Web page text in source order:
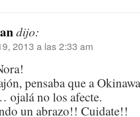
dijo:
2013 a las 2:33 am
pensaba que a
ojalá no los afecte.
un abrazo!! Cuidate!!